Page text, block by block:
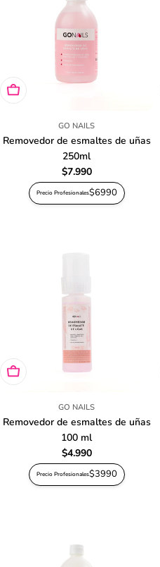
Agregar al carro
GO NAILS
Removedor de esmaltes de uñas
250ml
Precio
habitual
$7.990
Precio Profesionales$6990
Agregar al carro
GO NAILS
Removedor de esmaltes de uñas
100 ml
Precio
habitual
$4.990
Precio Profesionales$3990